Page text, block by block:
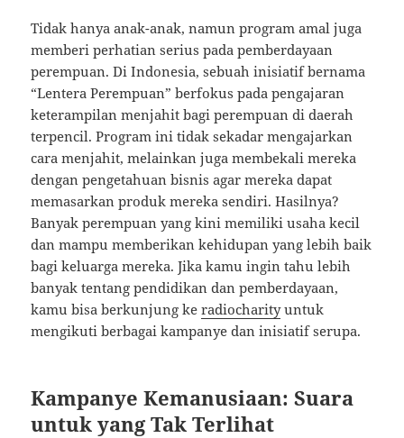
Tidak hanya anak-anak, namun program amal juga
memberi perhatian serius pada pemberdayaan
perempuan. Di Indonesia, sebuah inisiatif bernama
“Lentera Perempuan” berfokus pada pengajaran
keterampilan menjahit bagi perempuan di daerah
terpencil. Program ini tidak sekadar mengajarkan
cara menjahit, melainkan juga membekali mereka
dengan pengetahuan bisnis agar mereka dapat
memasarkan produk mereka sendiri. Hasilnya?
Banyak perempuan yang kini memiliki usaha kecil
dan mampu memberikan kehidupan yang lebih baik
bagi keluarga mereka. Jika kamu ingin tahu lebih
banyak tentang pendidikan dan pemberdayaan,
kamu bisa berkunjung keradiocharityuntuk
mengikuti berbagai kampanye dan inisiatif serupa.
Kampanye Kemanusiaan: Suara
untuk yang Tak Terlihat